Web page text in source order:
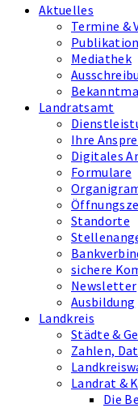
Aktuelles
Termine &
Mediathek
Landratsamt
Ihre
Digitales
Formulare
Standorte
sichere
Newsletter
Ausbildung
Landkreis
Städte &
Zahlen,
Landrat &
Die